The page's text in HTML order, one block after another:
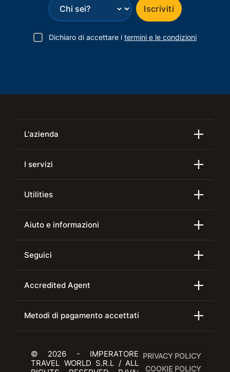
⌄ Iscriviti
Dichiaro di accettare i termini e le condizioni
L'azienda
I servizi
Utilities
Aiuto e informazioni
Seguici
Accredited Agent
Metodi di pagamento accettati
© 2026 - IMPERATORE
TRAVEL WORLD S.R.L / ALL
PRIVACY POLICY
COOKIE POLICY